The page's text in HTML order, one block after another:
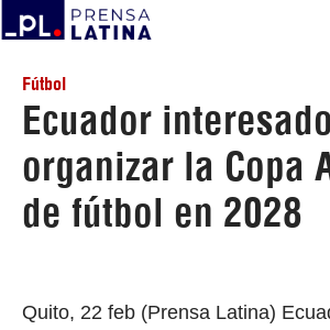
Fútbol
Ecuador
organizar la Copa
de fútbol en 2028
Quito, 22 feb (Prensa Latina)